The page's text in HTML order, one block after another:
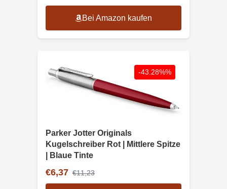
Bei Amazon kaufen
-43.28%%
Parker Jotter Originals
Kugelschreiber Rot | Mittlere Spitze
| Blaue Tinte
€6,37 €11,23